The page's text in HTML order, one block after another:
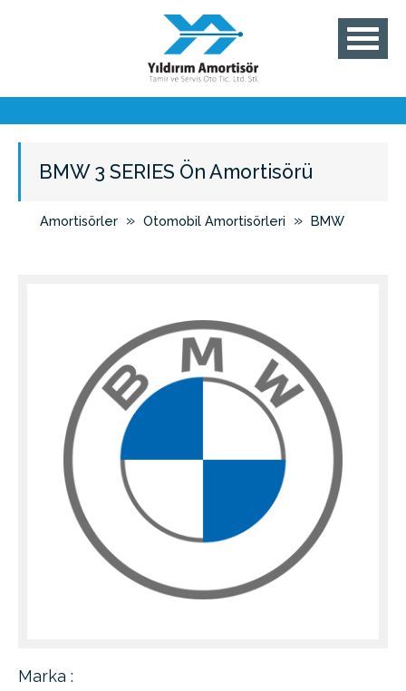
BMW 3 SERIES Ön Amortisörü
Amortisörler » Otomobil Amortisörleri » BMW
Marka :